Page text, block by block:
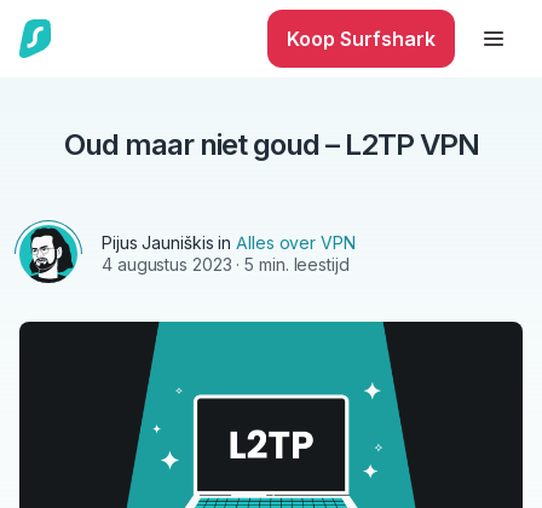
Koop Surfshark
Oud maar niet goud – L2TP VPN
Pijus Jauniškis inAlles over VPN
4 augustus 2023 · 5 min. leestijd